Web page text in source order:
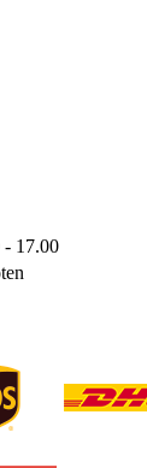
- 17.00